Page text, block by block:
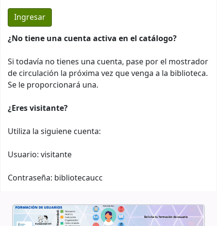
¿No tiene una cuenta activa en el catálogo?
Si todavía no tienes una cuenta, pase por el mostrador
de circulación la próxima vez que venga a la biblioteca.
Se le proporcionará una.
¿Eres visitante?
Utiliza la siguiene cuenta:
Usuario: visitante
Contraseña: bibliotecaucc